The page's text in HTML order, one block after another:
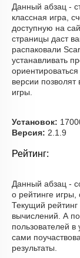
Данный абзац -
классная игра,
доступную на
страницы даст
распаковали
устанавливать
версии
игры.
Установок:
Версия: 2.1.9
Рейтинг:
Данный абзац -
о рейтинге игры,
Текущий рейтинг
вычислений. А
пользователей
сами
результаты.